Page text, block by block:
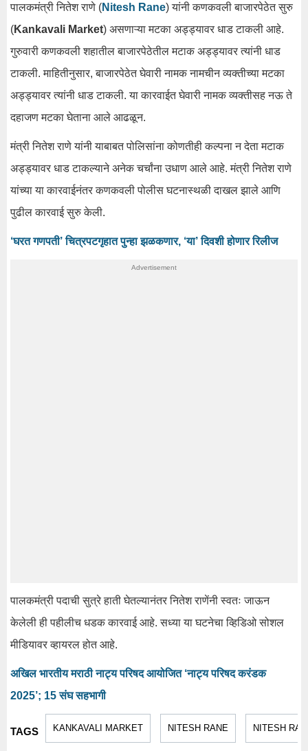
पालकमंत्री नितेश राणे (Nitesh Rane) यांनी कणकवली बाजारपेठेत सुरु
(Kankavali Market) असणाऱ्या मटका अड्ड्यावर धाड टाकली आहे.
गुरुवारी कणकवली शहातील बाजारपेठेतील मटाक अड्ड्यावर त्यांनी धाड
टाकली. माहितीनुसार, बाजारपेठेत घेवारी नामक नामचीन व्यक्तीच्या मटका
अड्ड्यावर त्यांनी धाड टाकली. या कारवाईत घेवारी नामक व्यक्तीसह नऊ ते
दहाजण मटका घेताना आले आढळून.
मंत्री नितेश राणे यांनी याबाबत पोलिसांना कोणतीही कल्पना न देता मटाक
अड्ड्यावर धाड टाकल्याने अनेक चर्चांना उधाण आले आहे. मंत्री नितेश राणे
यांच्या या कारवाईनंतर कणकवली पोलीस घटनास्थळी दाखल झाले आणि
पुढील कारवाई सुरु केली.
‘घरत गणपती’ चित्रपटगृहात पुन्हा झळकणार, ‘या’ दिवशी होणार रिलीज
पालकमंत्री पदाची सुत्रे हाती घेतल्यानंतर नितेश राणेंनी स्वतः जाऊन
केलेली ही पहीलीच धडक कारवाई आहे. सध्या या घटनेचा व्हिडिओ सोशल
मीडियावर व्हायरल होत आहे.
अखिल भारतीय मराठी नाट्य परिषद आयोजित ‘नाट्य परिषद करंडक
2025’; 15 संघ सहभागी
TAGS KANKAVALI MARKET NITESH RANE NITESH